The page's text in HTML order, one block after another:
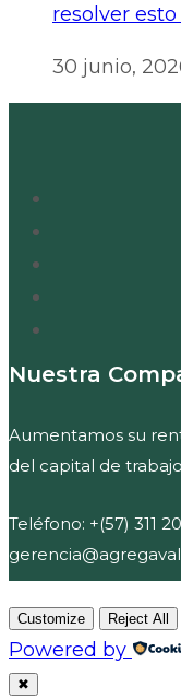
resolver
30 junio,
Nuestra
Aumentamos su
del capital de
Teléfono: +(57) 311
Customize Reject All
Powered by
✖